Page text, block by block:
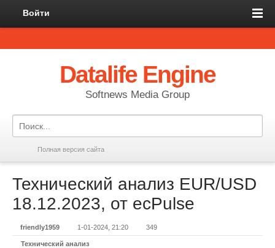
Войти
Datalife Engine
Softnews Media Group
Полная версия сайта
Технический анализ EUR/USD
18.12.2023, от ecPulse
friendly1959 1-01-2024, 21:20 349
Технический анализ